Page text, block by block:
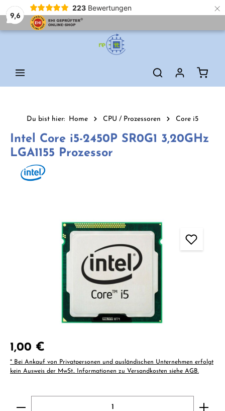
9,6
223 Bewertungen ×
Du bist hier: Home CPU / Prozessoren Core i5
Intel Core i5-2450P SR0G1 3,20GHz
LGA1155 Prozessor
Bildergalerie überspringen
Regulärer Preis:
1,00 €
* Bei Ankauf von Privatpersonen und ausländischen Unternehmen erfolgt
kein Ausweis der MwSt.. Informationen zu Versandkosten siehe AGB.
Produkt Anzahl: Gib den gewünschten Wert ein